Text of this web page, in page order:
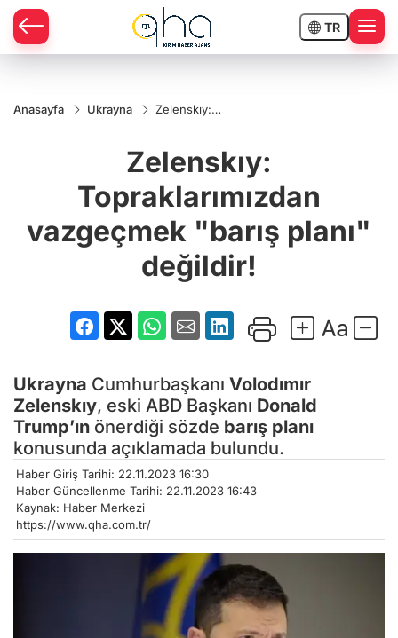
TR
Anasayfa Ukrayna
Zelenskıy:
"barış planı"
değildir!
Zelenskıy:
Topraklarımızdan
vazgeçmek "barış planı"
değildir!
Ukrayna Cumhurbaşkanı Volodımır
Zelenskıy, eski ABD Başkanı Donald
Trump’ın önerdiği sözde barış planı
konusunda açıklamada bulundu.
Haber Giriş Tarihi: 22.11.2023 16:30
Haber Güncellenme Tarihi: 22.11.2023 16:43
Kaynak: Haber Merkezi
https://www.qha.com.tr/